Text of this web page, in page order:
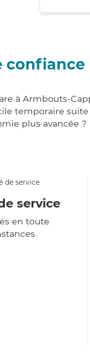
confiance
à Armbouts-
temporaire
plus avancée ?
service
en toute